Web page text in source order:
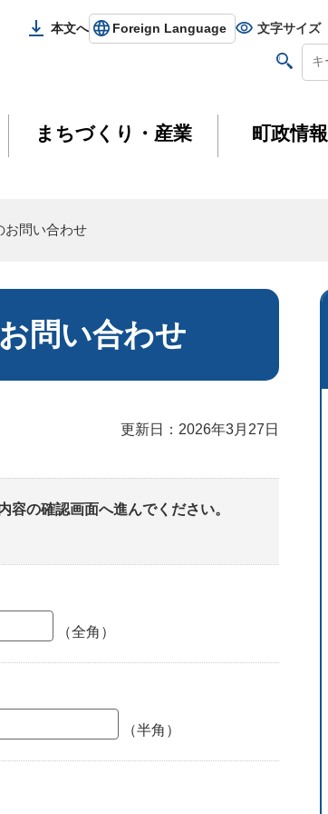
本文へ Foreign Language 文字サイズ
まちづくり・産業 町政情報
問い合わせ
問い合わせ
更新日：2026年3月27日
の確認画面へ進んでください。
（全角）
（半角）